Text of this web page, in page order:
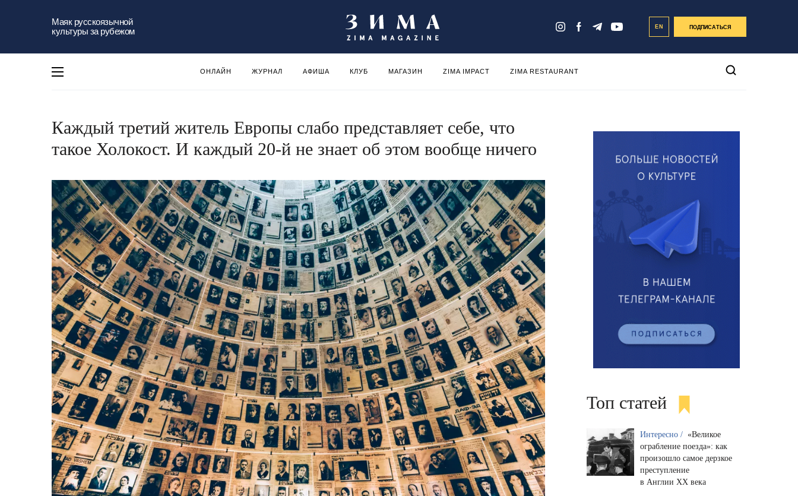
Маяк русскоязычной
культуры за рубежом
EN ПОДПИСАТЬСЯ
ОНЛАЙН ЖУРНАЛ АФИША КЛУБ МАГАЗИН ZIMA IMPACT ZIMA RESTAURANT
Каждый третий житель Европы слабо представляет себе, что
такое Холокост. И каждый 20-й не знает об этом вообще ничего
Топ статей
Интересно / «Великое
ограбление поезда»: как
произошло самое дерзкое
преступление
в Англии XX века